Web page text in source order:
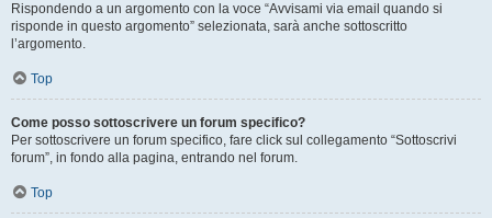
Rispondendo a un argomento con la voce “Avvisami via email quando si
risponde in questo argomento” selezionata, sarà anche sottoscritto
l’argomento.
Top
Come posso sottoscrivere un forum specifico?
Per sottoscrivere un forum specifico, fare click sul collegamento “Sottoscrivi
forum”, in fondo alla pagina, entrando nel forum.
Top